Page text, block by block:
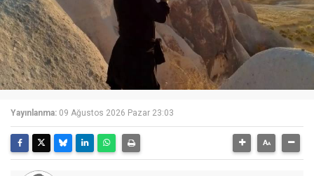
Yayınlanma: 09 Ağustos 2026 Pazar 23:03